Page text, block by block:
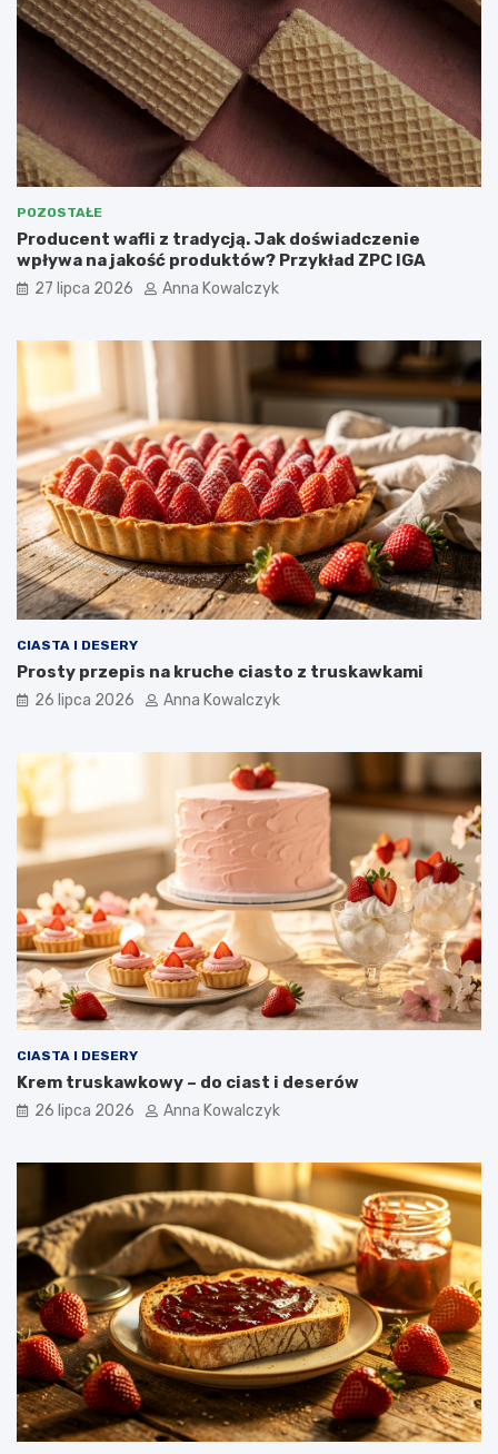
POZOSTAŁE
Producent wafli z tradycją. Jak doświadczenie
wpływa na jakość produktów? Przykład ZPC IGA
27 lipca 2026 Anna Kowalczyk
CIASTA I DESERY
Prosty przepis na kruche ciasto z truskawkami
26 lipca 2026 Anna Kowalczyk
CIASTA I DESERY
Krem truskawkowy – do ciast i deserów
26 lipca 2026 Anna Kowalczyk